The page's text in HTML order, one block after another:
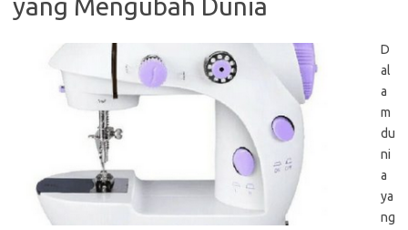
yang Mengubah Dunia
D
al
a
m
du
ni
a
ya
ng